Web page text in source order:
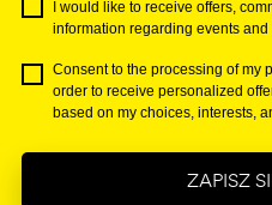
I would like to receive offers,
information regarding events and
Consent to the processing of my
order to receive personalized
based on my choices, interests,
ZAPISZ